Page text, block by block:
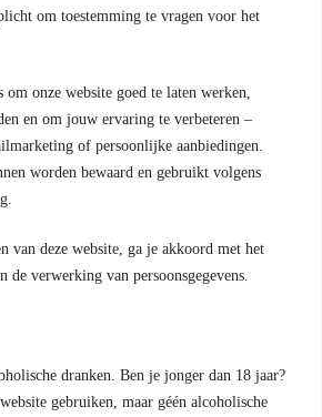
om toestemming te vragen voor het
onze website goed te laten werken,
en om jouw ervaring te verbeteren –
of persoonlijke aanbiedingen.
worden bewaard en gebruikt volgens
van deze website, ga je akkoord met het
de verwerking van persoonsgegevens.
dranken. Ben je jonger dan 18 jaar?
gebruiken, maar géén alcoholische